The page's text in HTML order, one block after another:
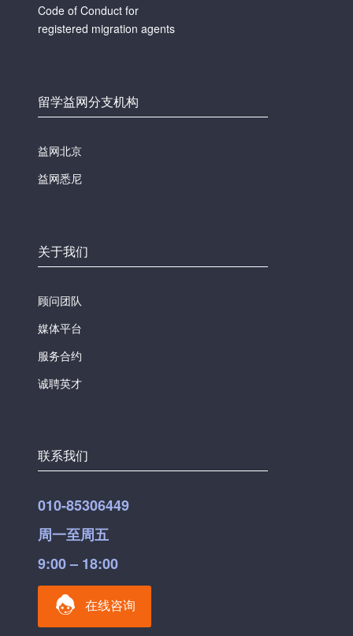
Code of Conduct for
registered migration agents
留学益网分支机构
益网北京
益网悉尼
关于我们
顾问团队
媒体平台
服务合约
诚聘英才
联系我们
010-85306449
周一至周五
9:00 – 18:00
在线咨询